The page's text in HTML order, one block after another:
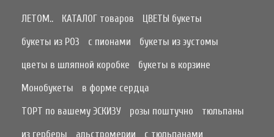
ЛЕТОМ.. КАТАЛОГ товаров
ЦВЕТЫ букеты
букеты из РОЗ
с пионами
букеты из эустомы
цветы в шляпной коробке
букеты в корзине
Монобукеты
в форме сердца
ТОРТ по вашему ЭСКИЗУ
розы поштучно
тюльпаны
из герберы
альстромерии
с тюльпанами